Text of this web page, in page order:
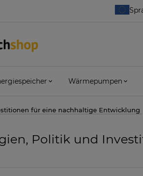
Wärmepumpen
für eine nachhaltige Entwicklung
Politik und